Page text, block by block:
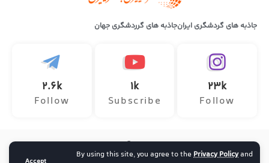
By using this site, you agree to thePrivacy Policyand
جاذبه های گردشگری ایرانجاذبه های گرردشگری جهان
23k
Follow
1k
Subscribe
2.6k
Follow
تمامی حقوق این وب سایت متعلق به آژانس هواپیمایی سفر ماجراجویانه
ارائه دهنده خدمات تور داخلی و خارجی ، خرید بلیط هواپیما و رزرو آنلاین